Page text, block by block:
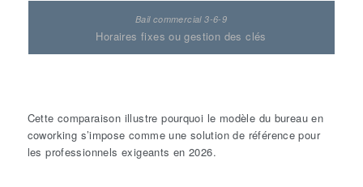
Horaires fixes ou gestion des clés
Cette comparaison illustre pourquoi le modèle du bureauen
coworking s’impose comme une solution de référence pour
les professionnels exigeants en 2026.